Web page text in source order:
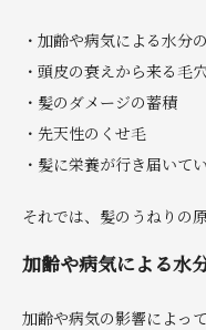
・加齢や病気による水分
・頭皮の衰えから来る毛
・髪のダメージの蓄積
・先天性のくせ毛
・髪に栄養が行き届いて
それでは、髪のうねりの
加齢や病気による水
加齢や病気の影響によっ